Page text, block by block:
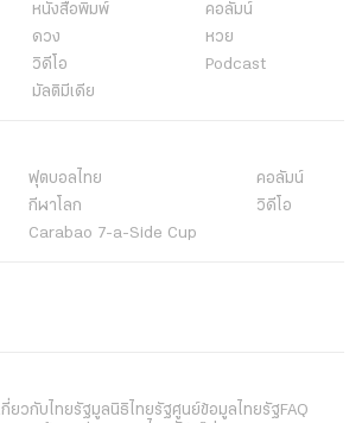
หนังสือพิมพ์
คอลัมน์
ดวง
หวย
วิดีโอ
Podcast
มัลติมีเดีย
ฟุตบอลไทย
คอลัมน์
กีฬาโลก
วิดีโอ
Carabao 7-a-Side Cup
กี่ยวกับไทยรัฐมูลนิธิไทยรัฐศูนย์ข้อมูลไทยรัฐFAQ